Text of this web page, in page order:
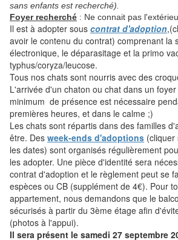
sans enfants est recherché).
Foyer recherché : Ne connait pas
Il est à adopter sous contrat d'adoption
avoir le contenu du contrat) comprenant la
électronique, le déparasitage et la primo
typhus/coryza/leucose.
Tous nos chats sont nourris avec des
L'arrivée d'un chaton ou chat dans un
minimum de présence est nécessaire
premières heures, et dans le calme ;)
Les chats sont répartis dans des familles
être. Des week-ends d'adoptions (cliquer
les dates) sont organisés régulièrement
les adopter. Une pièce d'identité sera
contrat d'adoption et le règlement peut se
espèces ou CB (supplément de 4€). Pour
appartement, nous demandons que le
sécurisés à partir du 3ème étage afin
(photos à l'appui).
Il sera présent le samedi 27 septembre